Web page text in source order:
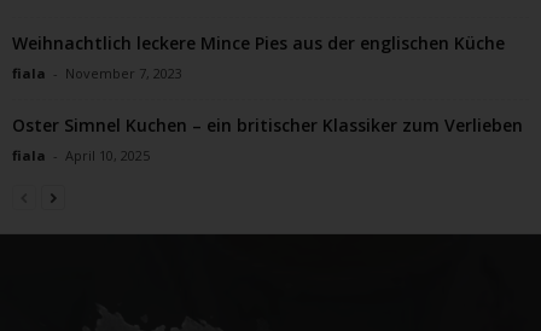
Weihnachtlich leckere Mince Pies aus der englischen Küche
fiala - November 7, 2023
Oster Simnel Kuchen – ein britischer Klassiker zum Verlieben
fiala - April 10, 2025